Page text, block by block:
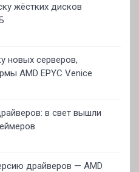
жёстких дисков
новых серверов,
AMD EPYC Venice
в свет вышли
драйверов — AMD